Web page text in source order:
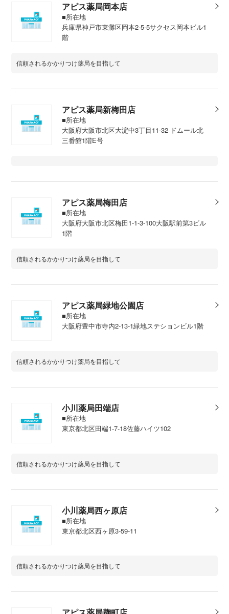
アピス薬局岡本店
■所在地
兵庫県神戸市東灘区岡本2-5-5サクセス岡本ビル1
階
信頼されるかかりつけ薬局を目指して
アピス薬局新梅田店
■所在地
大阪府大阪市北区大淀中3丁目11-32 ドムール北
三番館1階E号
アピス薬局梅田店
■所在地
大阪府大阪市北区梅田1-1-3-100大阪駅前第3ビル
1階
信頼されるかかりつけ薬局を目指して
アピス薬局緑地公園店
■所在地
大阪府豊中市寺内2-13-1緑地ステションビル1階
信頼されるかかりつけ薬局を目指して
小川薬局田端店
■所在地
東京都北区田端1-7-18佐藤ハイツ102
信頼されるかかりつけ薬局を目指して
小川薬局西ヶ原店
■所在地
東京都北区西ヶ原3-59-11
信頼されるかかりつけ薬局を目指して